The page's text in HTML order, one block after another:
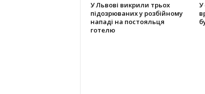
У Львові викрили трьох
підозрюваних у розбійному
нападі на постояльця
готелю
У